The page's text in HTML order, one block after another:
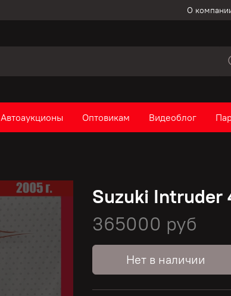
О
Автоаукционы Оптовикам Видеоблог
Suzuki Intruder
365000 руб
Нет в наличии